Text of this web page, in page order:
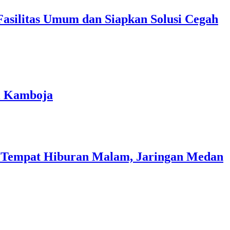
Umum dan Siapkan Solusi Cegah
Kamboja
Hiburan Malam, Jaringan Medan